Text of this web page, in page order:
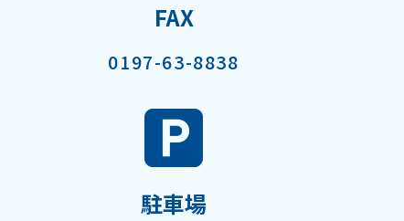
FAX
0197-63-8838
駐車場